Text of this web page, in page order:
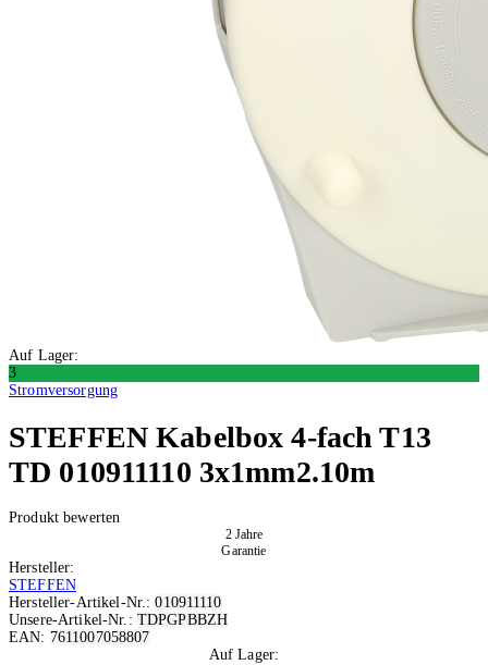
Auf Lager:
3
Stromversorgung
STEFFENKabelbox 4-fach T13
TD 010911110 3x1mm2.10m
Produkt bewerten
2 Jahre
Garantie
Hersteller:
STEFFEN
Hersteller-Artikel-Nr.:010911110
Unsere-Artikel-Nr.: TDPGPBBZH
EAN: 7611007058807
Auf Lager: